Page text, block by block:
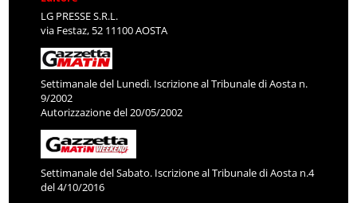
LG PRESSE S.R.L.
via Festaz, 52 11100 AOSTA
Settimanale del Lunedì. Iscrizione al Tribunale di Aosta n.
9/2002
Autorizzazione del 20/05/2002
Settimanale del Sabato. Iscrizione al Tribunale di Aosta n.4
del 4/10/2016